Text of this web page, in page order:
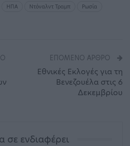
ΗΠΑ Ντόναλντ Τραμπ
Ρωσία
ΕΠΌΜΕΝΟ ΆΡΘΡΟ
Εθνικές Εκλογές για τη
Βενεζουέλα στις 6
Δεκεμβρίου
σε ενδιαφέρει